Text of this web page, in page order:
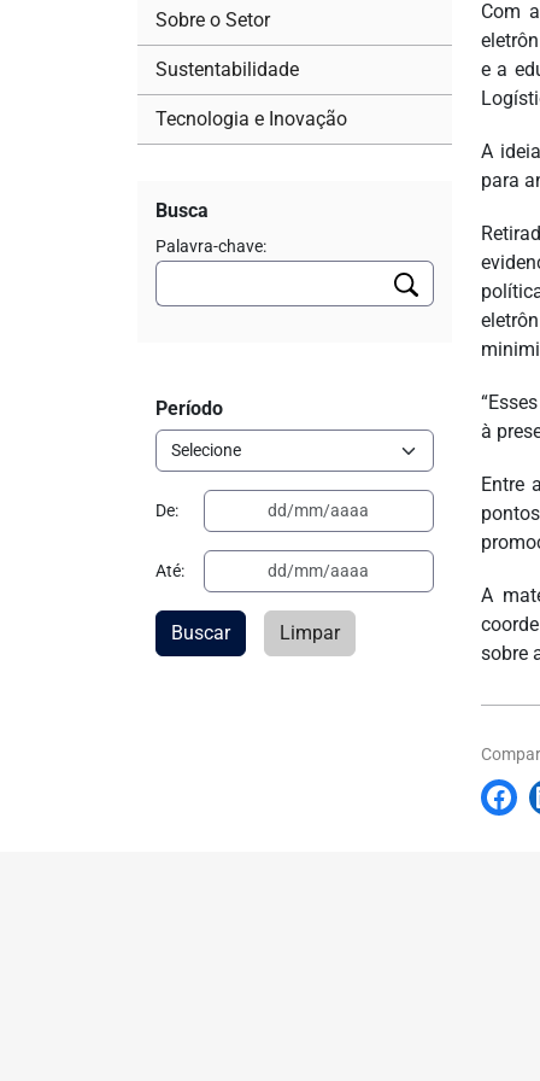
Com
e a
A
para
à
Entre
A
sobre
Sobre o Setor
Sustentabilidade
Tecnologia e Inovação
Busca
Palavra-chave:
Período
De:
Até:
Buscar Limpar